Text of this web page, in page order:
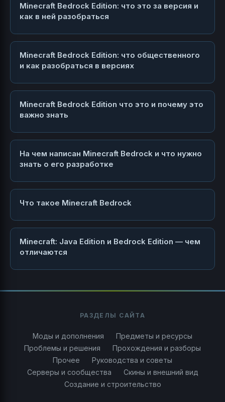
Minecraft Bedrock Edition: что это за версия и
как в ней разобраться
Minecraft Bedrock Edition: что общественного
и как разобраться в версиях
Minecraft Bedrock Edition что это и почему это
важно знать
На чем написан Minecraft Bedrock и что нужно
знать о его разработке
Что такое Minecraft Bedrock
Minecraft: Java Edition и Bedrock Edition — чем
отличаются
РАЗДЕЛЫ САЙТА
Моды и дополнения
Предметы и ресурсы
Проблемы и решения
Прохождения и разборы
Прочее
Руководства и советы
Серверы и сообщества
Скины и внешний вид
Создание и строительство